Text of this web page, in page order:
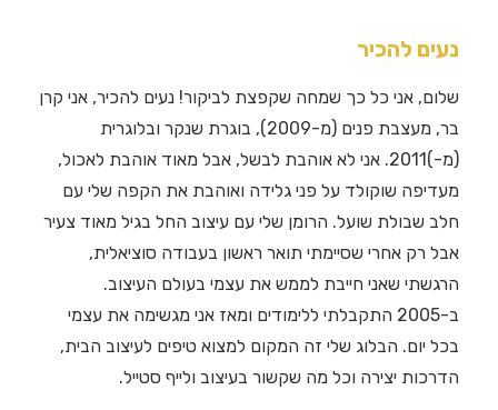
נעים להכיר
שלום, אני כל כך שמחה שקפצת לביקור! נעים להכיר, אני קרן
בר, מעצבת פנים (מ-2009), בוגרת שנקר ובלוגרית
(מ-)2011. אני לא אוהבת לבשל, אבל מאוד אוהבת לאכול,
מעדיפה שוקולד על פני גלידה ואוהבת את הקפה שלי עם
חלב שבולת שועל. הרומן שלי עם עיצוב החל בגיל מאוד צעיר
אבל רק אחרי שסיימתי תואר ראשון בעבודה סוציאלית,
הרגשתי שאני חייבת לממש את עצמי בעולם העיצוב.
ב-2005 התקבלתי ללימודים ומאז אני מגשימה את עצמי
בכל יום. הבלוג שלי זה המקום למצוא טיפים לעיצוב הבית,
הדרכות יצירה וכל מה שקשור בעיצוב ולייף סטייל.